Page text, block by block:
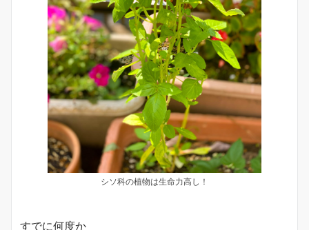
シソ科の植物は生命力高し！
すでに何度か